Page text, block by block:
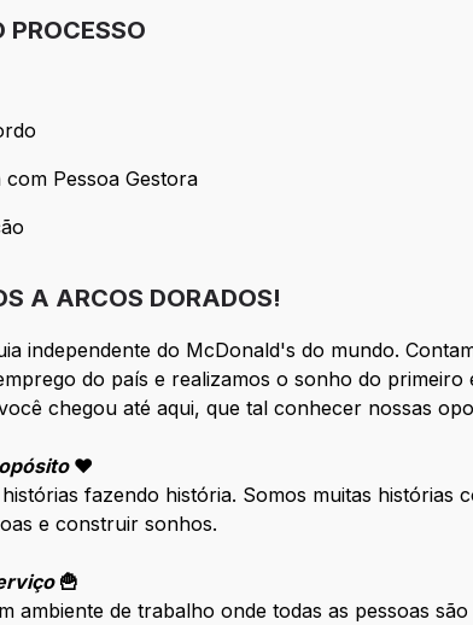
PROCESSO
com Pessoa Gestora
com Pessoa Gestora
A ARCOS DORADOS!
independente do McDonald's do mundo.
do país e realizamos o sonho do
chegou até aqui, que tal conhecer nossas
❤️
fazendo história. Somos muitas
e construir sonhos.
🍟
ambiente de trabalho onde todas as pessoas